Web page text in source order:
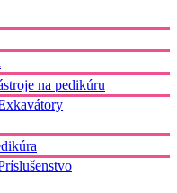
na pedikúru